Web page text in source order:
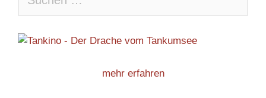
nach:
mehr erfahren